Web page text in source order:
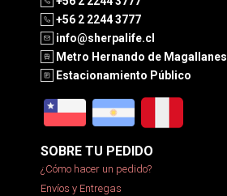
+56 2 2244 3777
info@sherpalife.cl
Metro Hernando de Magallanes
Estacionamiento Público
SOBRE TU PEDIDO
¿Cómo hacer un pedido?
Envíos y Entregas